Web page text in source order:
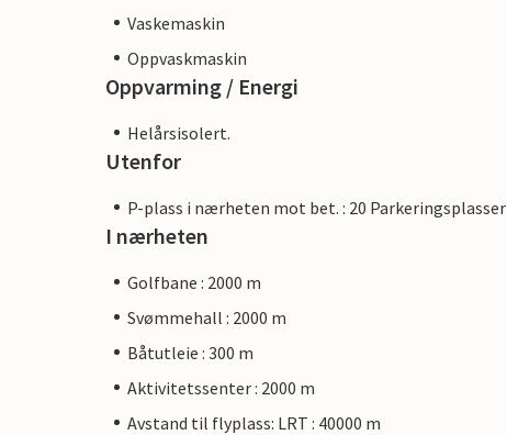
Vaskemaskin
Oppvaskmaskin
Oppvarming / Energi
Helårsisolert.
Utenfor
P-plass i nærheten mot bet. : 20 Parkeringsplasser
I nærheten
Golfbane : 2000 m
Svømmehall : 2000 m
Båtutleie : 300 m
Aktivitetssenter : 2000 m
Avstand til flyplass: LRT : 40000 m